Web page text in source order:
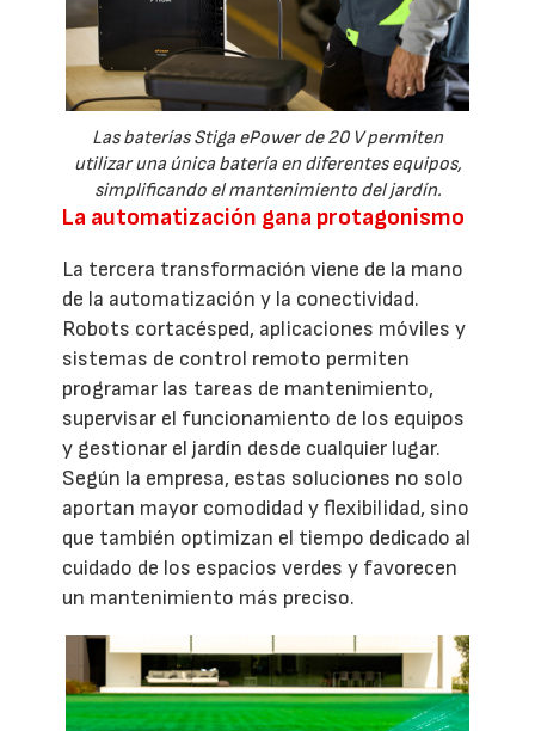
Las baterías Stiga ePower de 20 V permiten
utilizar una única batería en diferentes equipos,
simplificando el mantenimiento del jardín.
La automatización gana protagonismo
La tercera transformación viene de la mano
de la automatización y la conectividad.
Robots cortacésped, aplicaciones móviles y
sistemas de control remoto permiten
programar las tareas de mantenimiento,
supervisar el funcionamiento de los equipos
y gestionar el jardín desde cualquier lugar.
Según la empresa, estas soluciones no solo
aportan mayor comodidad y flexibilidad, sino
que también optimizan el tiempo dedicado al
cuidado de los espacios verdes y favorecen
un mantenimiento más preciso.